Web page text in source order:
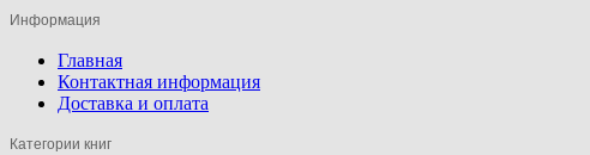
Информация
Главная
Контактная информация
Доставка и оплата
Категории книг